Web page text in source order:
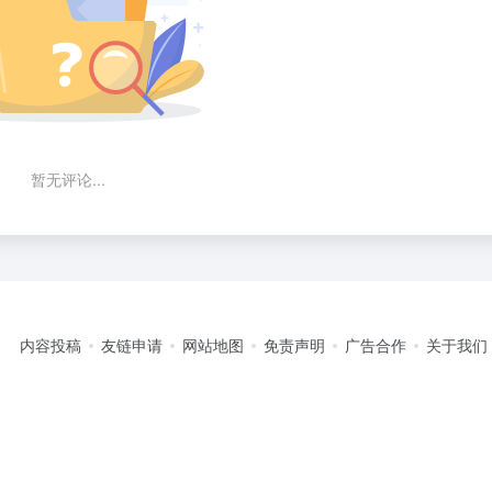
暂无评论...
内容投稿 友链申请 网站地图 免责声明 广告合作 关于我们